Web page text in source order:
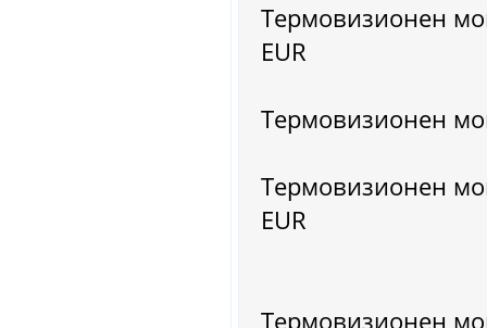
Термовизионен
EUR
Термовизионен
Термовизионен
EUR
Термовизионен